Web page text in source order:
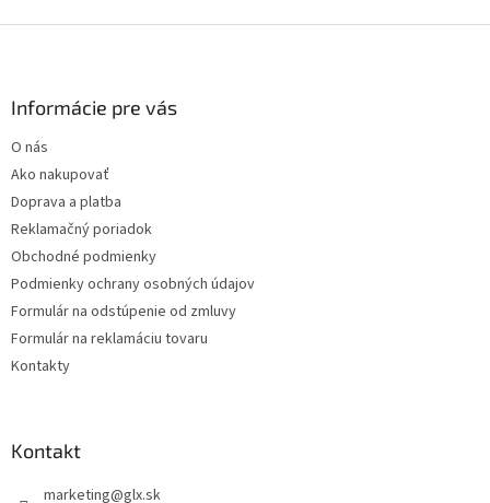
Informácie pre vás
O nás
Ako nakupovať
Doprava a platba
Reklamačný poriadok
Obchodné podmienky
Podmienky ochrany osobných údajov
Formulár na odstúpenie od zmluvy
Formulár na reklamáciu tovaru
Kontakty
Kontakt
marketing@glx.sk